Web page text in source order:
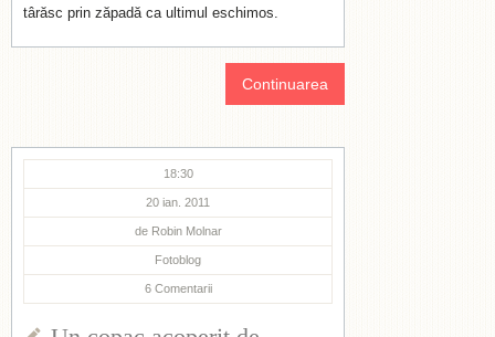
târăsc prin zăpadă ca ultimul eschimos.
Continuarea
18:30
20 ian. 2011
de Robin Molnar
Fotoblog
6 Comentarii